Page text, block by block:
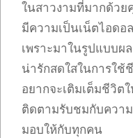
ในสาวงามที่มากด้วย
มีความเป็นเน็ตไอดอ
เพราะมาในรูปแบบผ
น่ารักสดใสในการใช้
อยากจะเติมเต็มชีวิ
ติดตามรับชมกับควา
มอบให้กับทุกคน